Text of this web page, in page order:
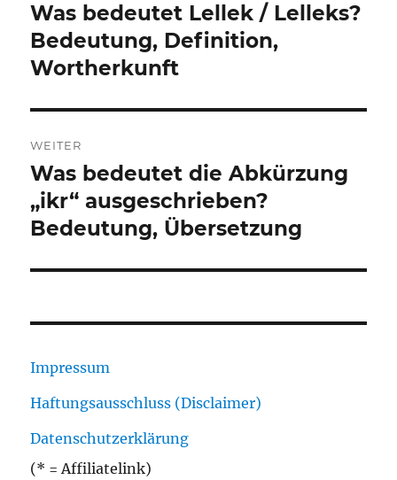
Vorheriger
Beitrag:
Was bedeutet Lellek / Lelleks?
Bedeutung, Definition,
Wortherkunft
WEITER
Nächster
Beitrag:
Was bedeutet die Abkürzung
„ikr“ ausgeschrieben?
Bedeutung, Übersetzung
Impressum
Haftungsausschluss (Disclaimer)
Datenschutzerklärung
(* = Affiliatelink)